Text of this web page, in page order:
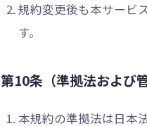
規約変更後も本サービ
す。
第10条（準拠法および管
本規約の準拠法は日本